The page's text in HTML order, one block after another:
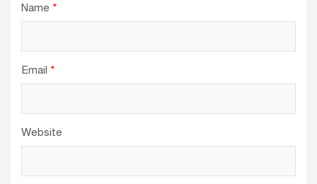
Name *
Email *
Website